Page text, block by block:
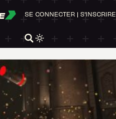
SE CONNECTER | S'INSCRIRE